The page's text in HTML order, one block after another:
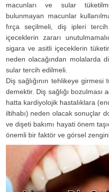
macunları ve sular
bulunmayan macunlar
fırça seçilmeli, diş ipleri
içeceklerin zararı
sigara ve asitli içeceklerin
neden olacağından molalarda
sular tercih edilmeli.
Diş sağlığının tehlikeye
demektir. Diş sağlığı bozulması
hatta kardiyolojik hastalıklara
iltihabı) neden olacak sonuçlar
ve dişeti bakımı hayati önem
önemli bir faktör ve görsel